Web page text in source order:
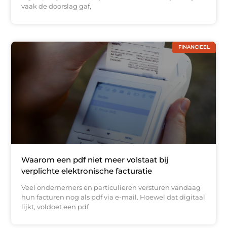
vaak de doorslag gaf,
FINANCIEEL
Waarom een pdf niet meer volstaat bij
verplichte elektronische facturatie
Veel ondernemers en particulieren versturen vandaag
hun facturen nog als pdf via e-mail. Hoewel dat digitaal
lijkt, voldoet een pdf